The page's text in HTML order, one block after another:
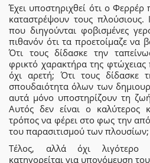
Έχει υποστηριχθεί ότι ο Φερρέρ
καταστρέψουν τους πλούσιους.
που διηγούνται φοβισμένες
πιθανόν ότι τα προετοίμαζε να
Ότι τους δίδασκε την
φρικτό χαρακτήρα της φτώχειας
όχι αρετή; Ότι τους δίδασκε
σπουδαιότητα όλων των
αυτά μόνο υποστηρίζουν τη
Αυτός δεν είναι ο καλύτερος
τρόπος να φέρει στο φως την
του παρασιτισμού των πλουσίων;
Τέλος, αλλά όχι λιγότερο
κατηγορείται για υπονόμευση